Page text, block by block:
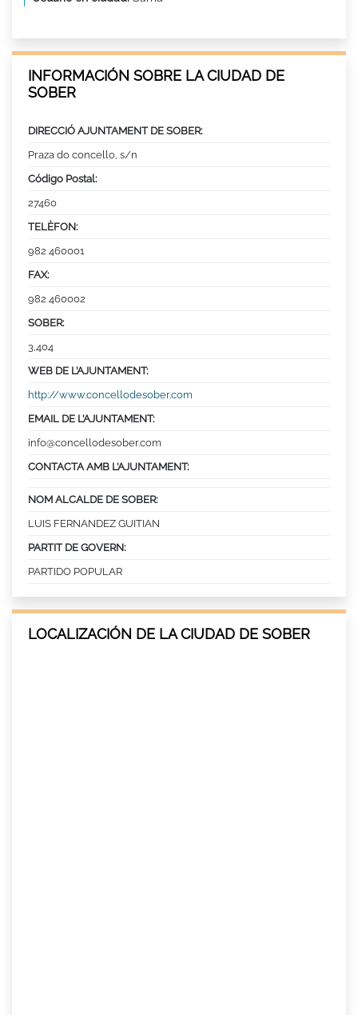
INFORMACIÓN SOBRE LA CIUDAD DE
SOBER
DIRECCIÓ AJUNTAMENT DE SOBER:
Praza do concello, s/n
Código Postal:
27460
TELÈFON:
982 460001
FAX:
982 460002
SOBER:
3,404
WEB DE L’AJUNTAMENT:
http://www.concellodesober.com
EMAIL DE L’AJUNTAMENT:
info@concellodesober.com
CONTACTA AMB L’AJUNTAMENT:
NOM ALCALDE DE SOBER:
LUIS FERNANDEZ GUITIAN
PARTIT DE GOVERN:
PARTIDO POPULAR
LOCALIZACIÓN DE LA CIUDAD DE SOBER